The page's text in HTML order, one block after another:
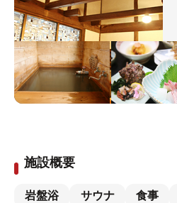
施設概要
岩盤浴 サウナ 食事